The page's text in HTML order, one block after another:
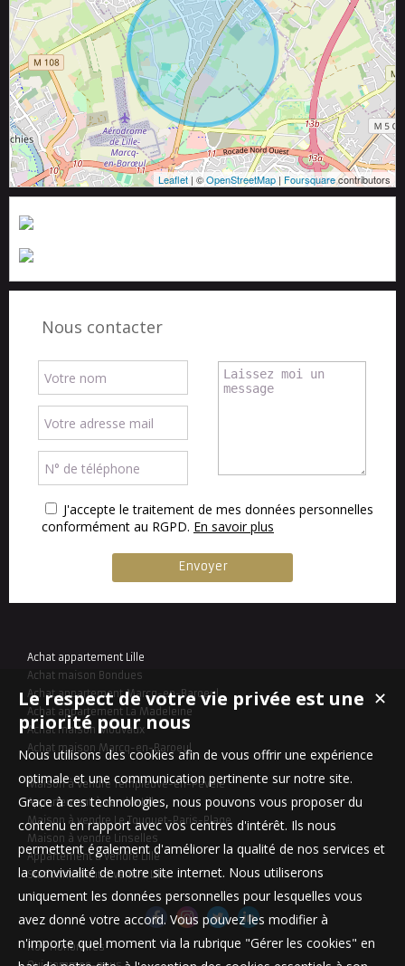
Leaflet | ©OpenStreetMap|Foursquarecontributors
Nous contacter
J'accepte le traitement de mes données personnelles
conformément au RGPD. En savoir plus
Achat appartement Lille
Achat maison Bondues
Achat appartement Marcq-en-Baroeul
Achat appartement La Madeleine
Achat maison Mouvaux
Achat maison Marcq-en-Baroeul
Maison à vendre Templeuve-en-Pévèle
Appartement à vendre Lille
Maison à vendre Le Touquet-Paris-Plage
Maison à vendre Linselles
Appartement à vendre Lille
Stationnement à vendre Lille
Nos Honoraires
✕
Le respect de votre vie privée est une
priorité pour nous
Nous utilisons des cookies afin de vous offrir une expérience
optimale et une communication pertinente sur notre site.
Grace à ces technologies, nous pouvons vous proposer du
contenu en rapport avec vos centres d'intérêt. Ils nous
permettent également d'améliorer la qualité de nos services et
la convivialité de notre site internet. Nous utiliserons
uniquement les données personnelles pour lesquelles vous
avez donné votre accord. Vous pouvez les modifier à
n'importe quel moment via la rubrique "Gérer les cookies" en